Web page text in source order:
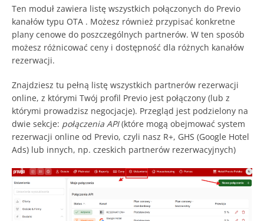
Ten moduł zawiera listę wszystkich połączonych do Previo
kanałów typu OTA . Możesz również przypisać konkretne
plany cenowe do poszczególnych partnerów. W ten sposób
możesz różnicować ceny i dostępność dla różnych kanałów
rezerwacji.
Znajdziesz tu pełną listę wszystkich partnerów rezerwacji
online, z którymi Twój profil Previo jest połączony (lub z
którymi prowadzisz negocjacje). Przegląd jest podzielony na
dwie sekcje: połączenia API(które mogą obejmować system
rezerwacji online od Previo, czyli nasz R+, GHS (Google Hotel
Ads) lub innych, np. czeskich partnerów rezerwacyjnych)